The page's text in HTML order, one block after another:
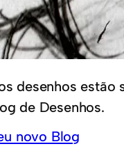
desenhos
de Desenhos.
novo Blog